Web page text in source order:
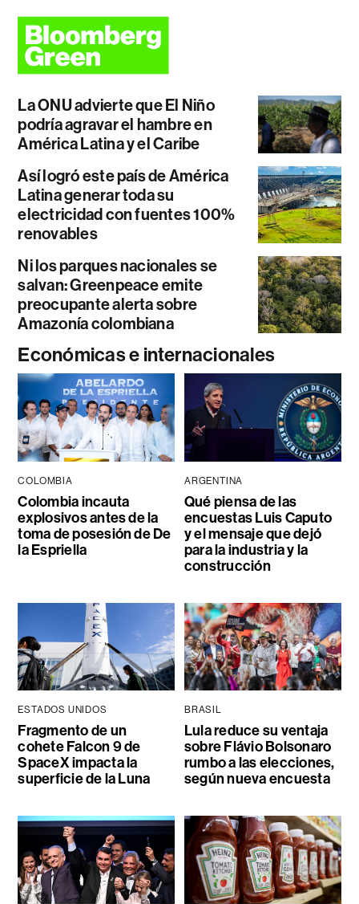
La ONU advierte que El Niño
podría agravar el hambre en
América Latina y el Caribe
Así logró este país de América
Latina generar toda su
electricidad con fuentes 100%
renovables
Ni los parques nacionales se
salvan: Greenpeace emite
preocupante alerta sobre
Amazonía colombiana
Económicas e internacionales
COLOMBIA
Colombia incauta
explosivos antes de la
toma de posesión de De
la Espriella
ARGENTINA
Qué piensa de las
encuestas Luis Caputo
y el mensaje que dejó
para la industria y la
construcción
ESTADOS UNIDOS
Fragmento de un
cohete Falcon 9 de
SpaceX impacta la
superficie de la Luna
BRASIL
Lula reduce su ventaja
sobre Flávio Bolsonaro
rumbo a las elecciones,
según nueva encuesta